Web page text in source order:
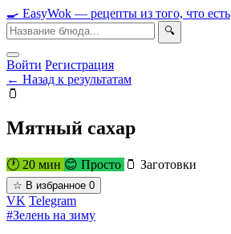
🍳 EasyWok — рецепты из того, что есть
🔍
Войти Регистрация
← Назад к результатам
🫙
Мятный сахар
🕐 20 мин 😊 Просто 🫙 Заготовки
☆ В избранное 0
VK Telegram
#Зелень на зиму